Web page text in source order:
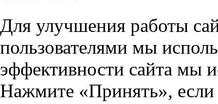
Для улучшения работы
пользователями мы
эффективности сайта мы
Нажмите «Принять», если